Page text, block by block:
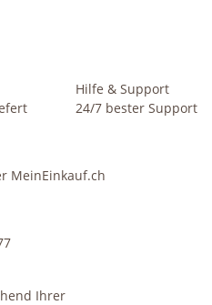
Hilfe & Support
24/7 bester Support
MeinEinkauf.ch
Ihrer